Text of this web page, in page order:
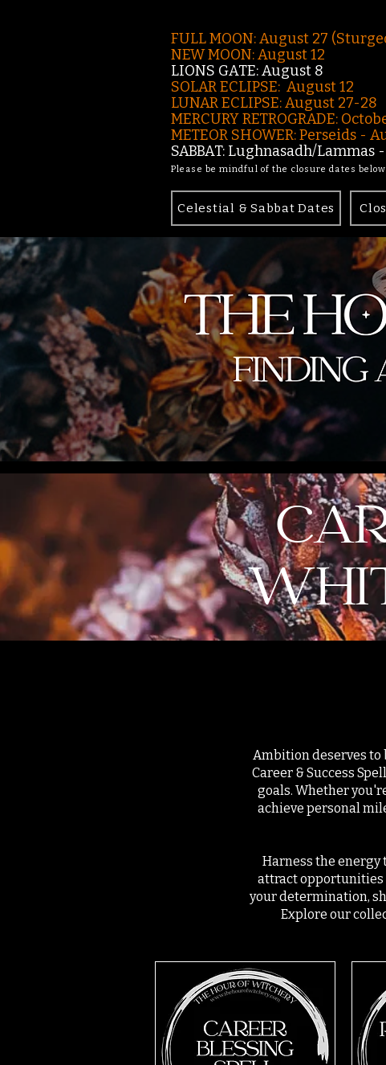
FULL MOON: August 27
NEW MOON: August 12
LIONS GATE: August 8
SOLAR ECLIPSE: August 12
LUNAR ECLIPSE:August 27-28
MERCURY RETROGRADE:
METEOR SHOWER: Perseids -
SABBAT: Lughnasadh/Lammas
Please be mindful of the closure dates
Celestial & Sabbat Dates
Ambition deserves to
Career & Success
goals. Whether
achieve personal
Harness the energy
attract opportunities
your determination,
Explore our